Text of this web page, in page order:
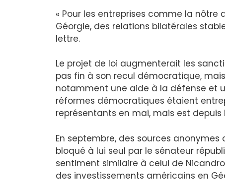
« Pour les entreprises comme la
Géorgie, des relations bilatérales
lettre.
Le projet de loi augmenterait les
pas fin à son recul démocratique,
notamment une aide à la défense et
réformes démocratiques étaient
représentants en mai, mais est depuis
En septembre, des sources anonymes
bloqué à lui seul par le sénateur
sentiment similaire à celui de
des investissements américains en